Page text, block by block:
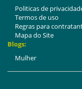
Politicas de
Termos de uso
Regras para
Mapa do Site
Blogs:
Mulher